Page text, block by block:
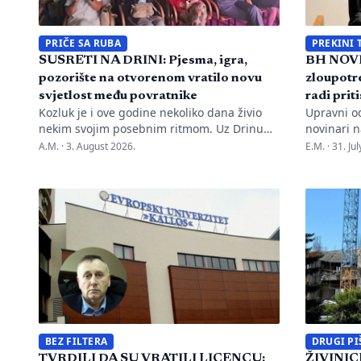
PRIČE SA RUBA
SUSRETI NA DRINI: Pjesma, igra,
pozorište na otvorenom vratilo novu
svjetlost među povratnike
Kozluk je i ove godine nekoliko dana živio
nekim svojim posebnim ritmom. Uz Drinu
su se susreli pjesma, tradicija, gluma i ljudi,
programi zapisani na plakatu, one su način
da jedno mjesto sačuva vlastitu priču. U
Kozluku se tih dana nije samo […]
A.M. ·3. August 2026.
PREKINI
BH
radi
Upravni
novinari
advokata
Marka
Rudić.
prijava i
E.M. ·31.
BEZ FILTERA DRUGI